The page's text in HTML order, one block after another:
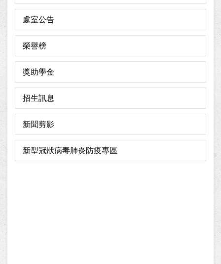
處室公告
榮譽榜
獎助學金
招生訊息
新聞剪影
新型冠狀病毒肺炎防疫專區